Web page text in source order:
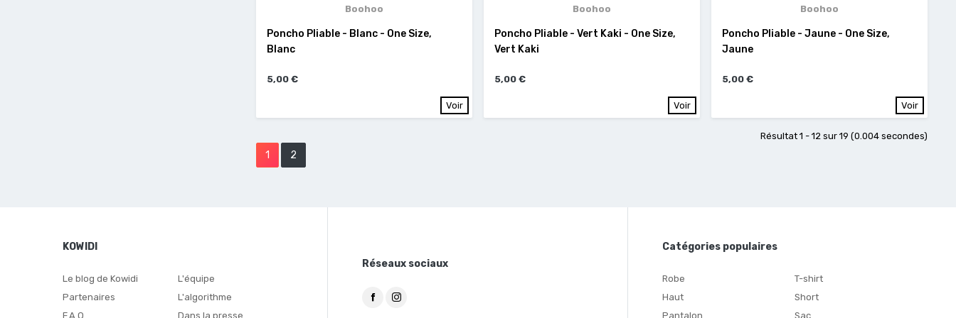
Boohoo
Poncho Pliable - Blanc - One Size,
Blanc
5,00 €
Voir
Boohoo
Poncho Pliable - Vert Kaki - One Size,
Vert Kaki
5,00 €
Voir
Boohoo
Poncho Pliable - Jaune - One Size,
Jaune
5,00 €
Voir
Résultat 1 - 12 sur 19 (0.004 secondes)
1 2
KOWIDI
Le blog de Kowidi
Partenaires
F.A.Q
L'équipe
L'algorithme
Dans la presse
Réseaux sociaux
Catégories populaires
Robe
Haut
Pantalon
T-shirt
Short
Sac